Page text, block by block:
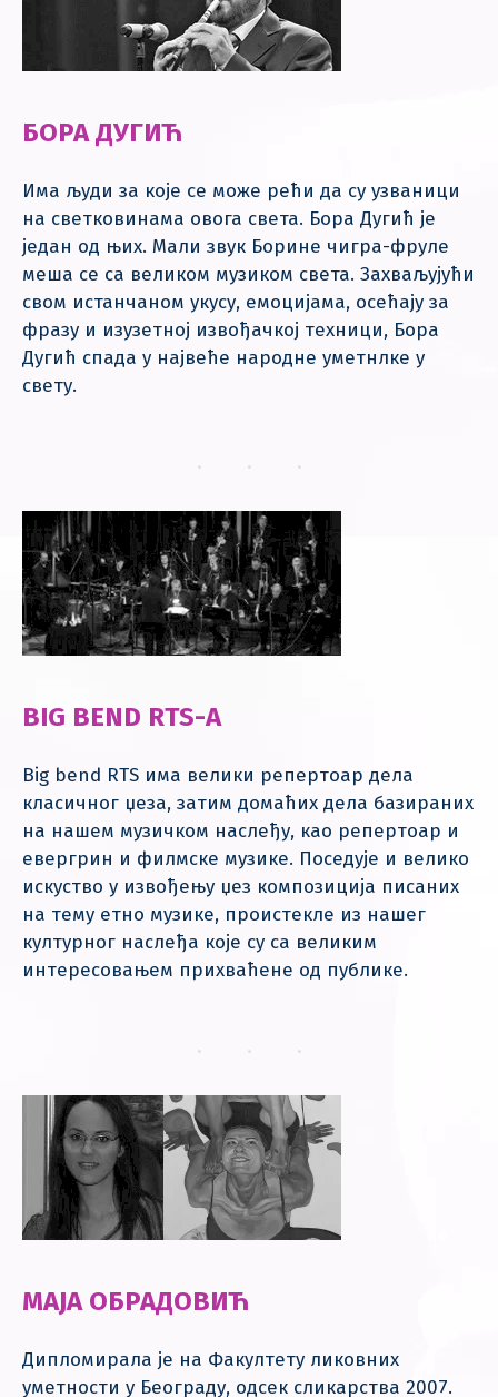
БОРА ДУГИЋ
Има људи за које се може рећи да су узваници
на светковинама овога света. Бора Дугић је
један од њих. Мали звук Борине чигра-фруле
меша се са великом музиком света. Захваљујући
свом истанчаном укусу, емоцијама, осећају за
фразу и изузетној извођачкој техници, Бора
Дугић спада у највеће народне уметнлке у
свету.
BIG BEND RTS-A
Big bend RTS има велики репертоар дела
класичног џеза, затим домаћих дела базираних
на нашем музичком наслеђу, као репертоар и
евергрин и филмске музике. Поседује и велико
искуство у извођењу џез композиција писаних
на тему етно музике, проистекле из нашег
културног наслеђа које су са великим
интересовањем прихваћене од публике.
МАЈА ОБРАДОВИЋ
Дипломирала је на Факултету ликовних
уметности у Београду, одсек сликарства 2007.